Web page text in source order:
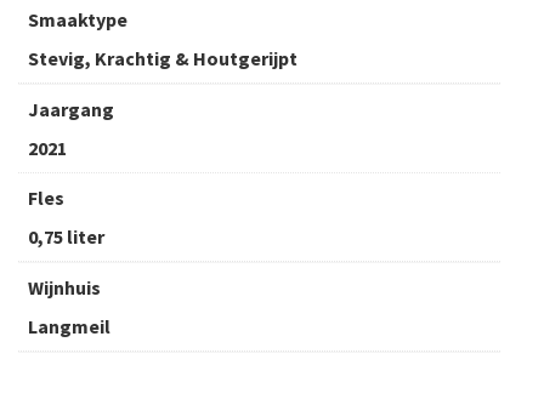
Smaaktype
Stevig, Krachtig & Houtgerijpt
Jaargang
2021
Fles
0,75 liter
Wijnhuis
Langmeil